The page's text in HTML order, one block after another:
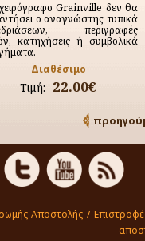
Grainville δεν θα
ο αναγνώστης τυπικά
περιγραφές
κατηχήσεις ή συμβολικά
Διαθέσιμο
Τιμή: 22.00€
Αποστολής /